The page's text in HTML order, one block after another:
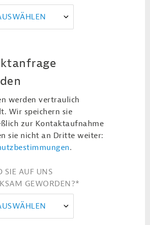
werden vertraulich
Wir speichern sie
zur Kontaktaufnahme
sie nicht an Dritte weiter:
.
SIE AUF UNS
GEWORDEN?*